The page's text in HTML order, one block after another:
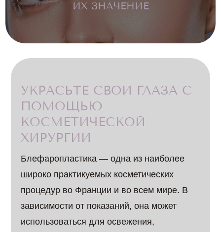
ИХ ЗНАЧЕНИЕ
УКРАСЬТЕ СВОИ ГЛАЗА С
ПОМОЩЬЮ
КОСМЕТИЧЕСКОЙ
ХИРУРГИИ
Блефаропластика — одна из наиболее
широко практикуемых косметических
процедур во Франции и во всем мире. В
зависимости от показаний, она может
использоваться для освежения,